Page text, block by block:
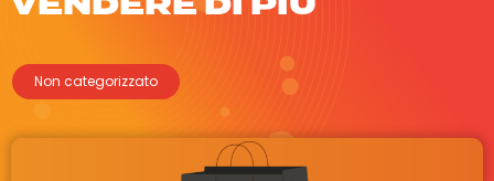
Non categorizzato